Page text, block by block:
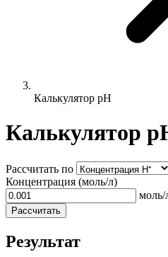
Калькулятор pH
Калькулятор
Рассчитать по
Концентрация (моль/л)
моль/
Рассчитать
Результат